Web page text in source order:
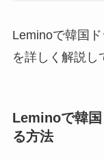
Leminoで韓国
を詳しく解説し
Leminoで韓
る方法